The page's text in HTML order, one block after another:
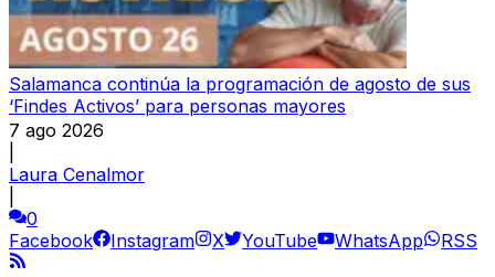
Salamanca continúa la programación de agosto de sus
‘Findes Activos’ para personas mayores
7 ago 2026
Laura Cenalmor
0
Facebook
Instagram X YouTube WhatsApp RSS